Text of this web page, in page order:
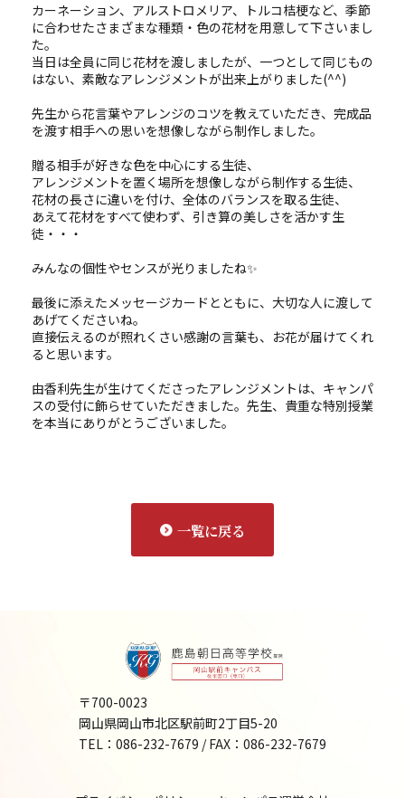
カーネーション、アルストロメリア、トルコ桔梗など、季節
に合わせたさまざまな種類・色の花材を用意して下さいまし
た。
当日は全員に同じ花材を渡しましたが、一つとして同じもの
はない、素敵なアレンジメントが出来上がりました(^^)
先生から花言葉やアレンジのコツを教えていただき、完成品
を渡す相手への思いを想像しながら制作しました。
贈る相手が好きな色を中心にする生徒、
アレンジメントを置く場所を想像しながら制作する生徒、
花材の長さに違いを付け、全体のバランスを取る生徒、
あえて花材をすべて使わず、引き算の美しさを活かす生
徒・・・
みんなの個性やセンスが光りましたね✨
最後に添えたメッセージカードとともに、大切な人に渡して
あげてくださいね。
直接伝えるのが照れくさい感謝の言葉も、お花が届けてくれ
ると思います。
由香利先生が生けてくださったアレンジメントは、キャンパ
スの受付に飾らせていただきました。先生、貴重な特別授業
を本当にありがとうございました。
一覧に戻る
〒700-0023
岡山県岡山市北区駅前町2丁目5-20
TEL： 086-232-7679 / FAX：086-232-7679